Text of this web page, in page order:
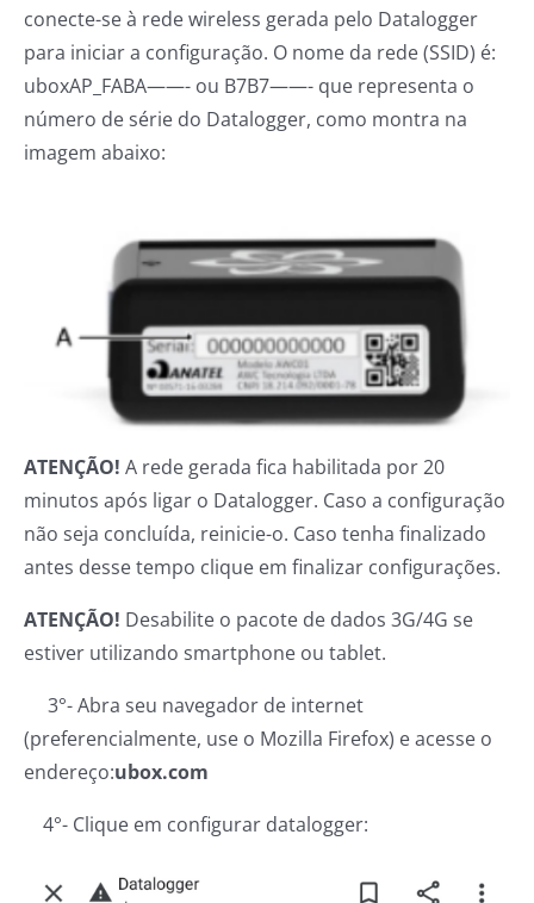
conecte-se à rede wireless gerada pelo Datalogger
para iniciar a configuração. O nome da rede (SSID) é:
uboxAP_FABA——- ou B7B7——- que representa o
número de série do Datalogger, como montra na
imagem abaixo:
ATENÇÃO! A rede gerada fica habilitada por 20
minutos após ligar o Datalogger. Caso a configuração
não seja concluída, reinicie-o. Caso tenha finalizado
antes desse tempo clique em finalizar configurações.
ATENÇÃO! Desabilite o pacote de dados 3G/4G se
estiver utilizando smartphone ou tablet.
3°- Abra seu navegador de internet
(preferencialmente, use o Mozilla Firefox) e acesse o
endereço:ubox.com
4°- Clique em configurar datalogger: